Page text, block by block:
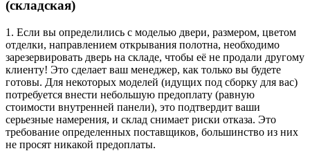
(складская)
1. Если вы определились с моделью двери, размером, цветом
отделки, направлением открывания полотна, необходимо
зарезервировать дверь на складе, чтобы её не продали другому
клиенту! Это сделает ваш менеджер, как только вы будете
готовы. Для некоторых моделей (идущих под сборку для вас)
потребуется внести небольшую предоплату (равную
стоимости внутренней панели), это подтвердит ваши
серьезные намерения, и склад снимает риски отказа. Это
требование определенных поставщиков, большинство из них
не просят никакой предоплаты.